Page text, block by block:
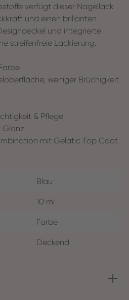
verfügt dieser Nagellack
und einen brillanten
und integrierte
streifenfreie Lackierung.
weniger Brüchigkeit
& Pflege
Glanz
mit Gelatic Top Coat
Blau
10 ml
Farbe
Deckend